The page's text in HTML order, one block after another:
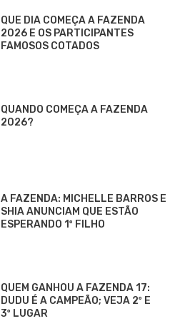
QUE DIA COMEÇA A FAZENDA
2026 E OS PARTICIPANTES
FAMOSOS COTADOS
QUANDO COMEÇA A FAZENDA
2026?
A FAZENDA: MICHELLE BARROS E
SHIA ANUNCIAM QUE ESTÃO
ESPERANDO 1º FILHO
QUEM GANHOU A FAZENDA 17:
DUDU É A CAMPEÃO; VEJA 2º E
3º LUGAR